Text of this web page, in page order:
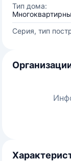
Тип дома:
Серия, тип